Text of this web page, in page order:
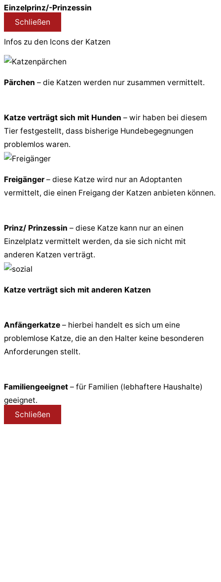
Einzelprinz/-Prinzessin
Schließen
Infos zu den Icons der Katzen
Pärchen – die Katzen werden nur zusammen vermittelt.
Katze verträgt sich mit Hunden – wir haben bei diesem
Tier festgestellt, dass bisherige Hundebegegnungen
problemlos waren.
Freigänger – diese Katze wird nur an Adoptanten
vermittelt, die einen Freigang der Katzen anbieten können.
Prinz/ Prinzessin – diese Katze kann nur an einen
Einzelplatz vermittelt werden, da sie sich nicht mit
anderen Katzen verträgt.
Katze verträgt sich mit anderen Katzen
Anfängerkatze – hierbei handelt es sich um eine
problemlose Katze, die an den Halter keine besonderen
Anforderungen stellt.
Familiengeeignet – für Familien (lebhaftere Haushalte)
geeignet.
Schließen